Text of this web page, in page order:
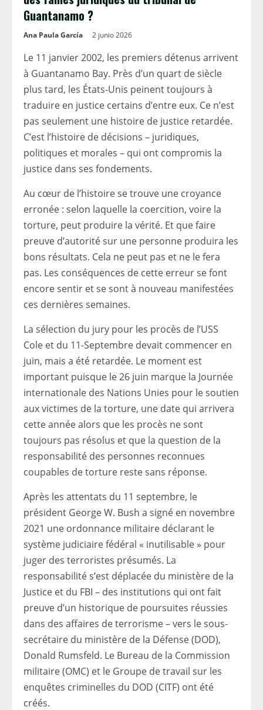
Guantanamo ?
Ana Paula García 2 junio 2026
Le 11 janvier 2002, les premiers détenus arrivent
à Guantanamo Bay. Près d’un quart de siècle
plus tard, les États-Unis peinent toujours à
traduire en justice certains d’entre eux. Ce n’est
pas seulement une histoire de justice retardée.
C’est l’histoire de décisions – juridiques,
politiques et morales – qui ont compromis la
justice dans ses fondements.
Au cœur de l’histoire se trouve une croyance
erronée : selon laquelle la coercition, voire la
torture, peut produire la vérité. Et que faire
preuve d’autorité sur une personne produira les
bons résultats. Cela ne peut pas et ne le fera
pas. Les conséquences de cette erreur se font
encore sentir et se sont à nouveau manifestées
ces dernières semaines.
La sélection du jury pour les procès de l’USS
Cole et du 11-Septembre devait commencer en
juin, mais a été retardée. Le moment est
important puisque le 26 juin marque la Journée
internationale des Nations Unies pour le soutien
aux victimes de la torture, une date qui arrivera
cette année alors que les procès ne sont
toujours pas résolus et que la question de la
responsabilité des personnes reconnues
coupables de torture reste sans réponse.
Après les attentats du 11 septembre, le
président George W. Bush a signé en novembre
2021 une ordonnance militaire déclarant le
système judiciaire fédéral « inutilisable » pour
juger des terroristes présumés. La
responsabilité s’est déplacée du ministère de la
Justice et du FBI – des institutions qui ont fait
preuve d’un historique de poursuites réussies
dans des affaires de terrorisme – vers le sous-
secrétaire du ministère de la Défense (DOD),
Donald Rumsfeld. Le Bureau de la Commission
militaire (OMC) et le Groupe de travail sur les
enquêtes criminelles du DOD (CITF) ont été
créés.